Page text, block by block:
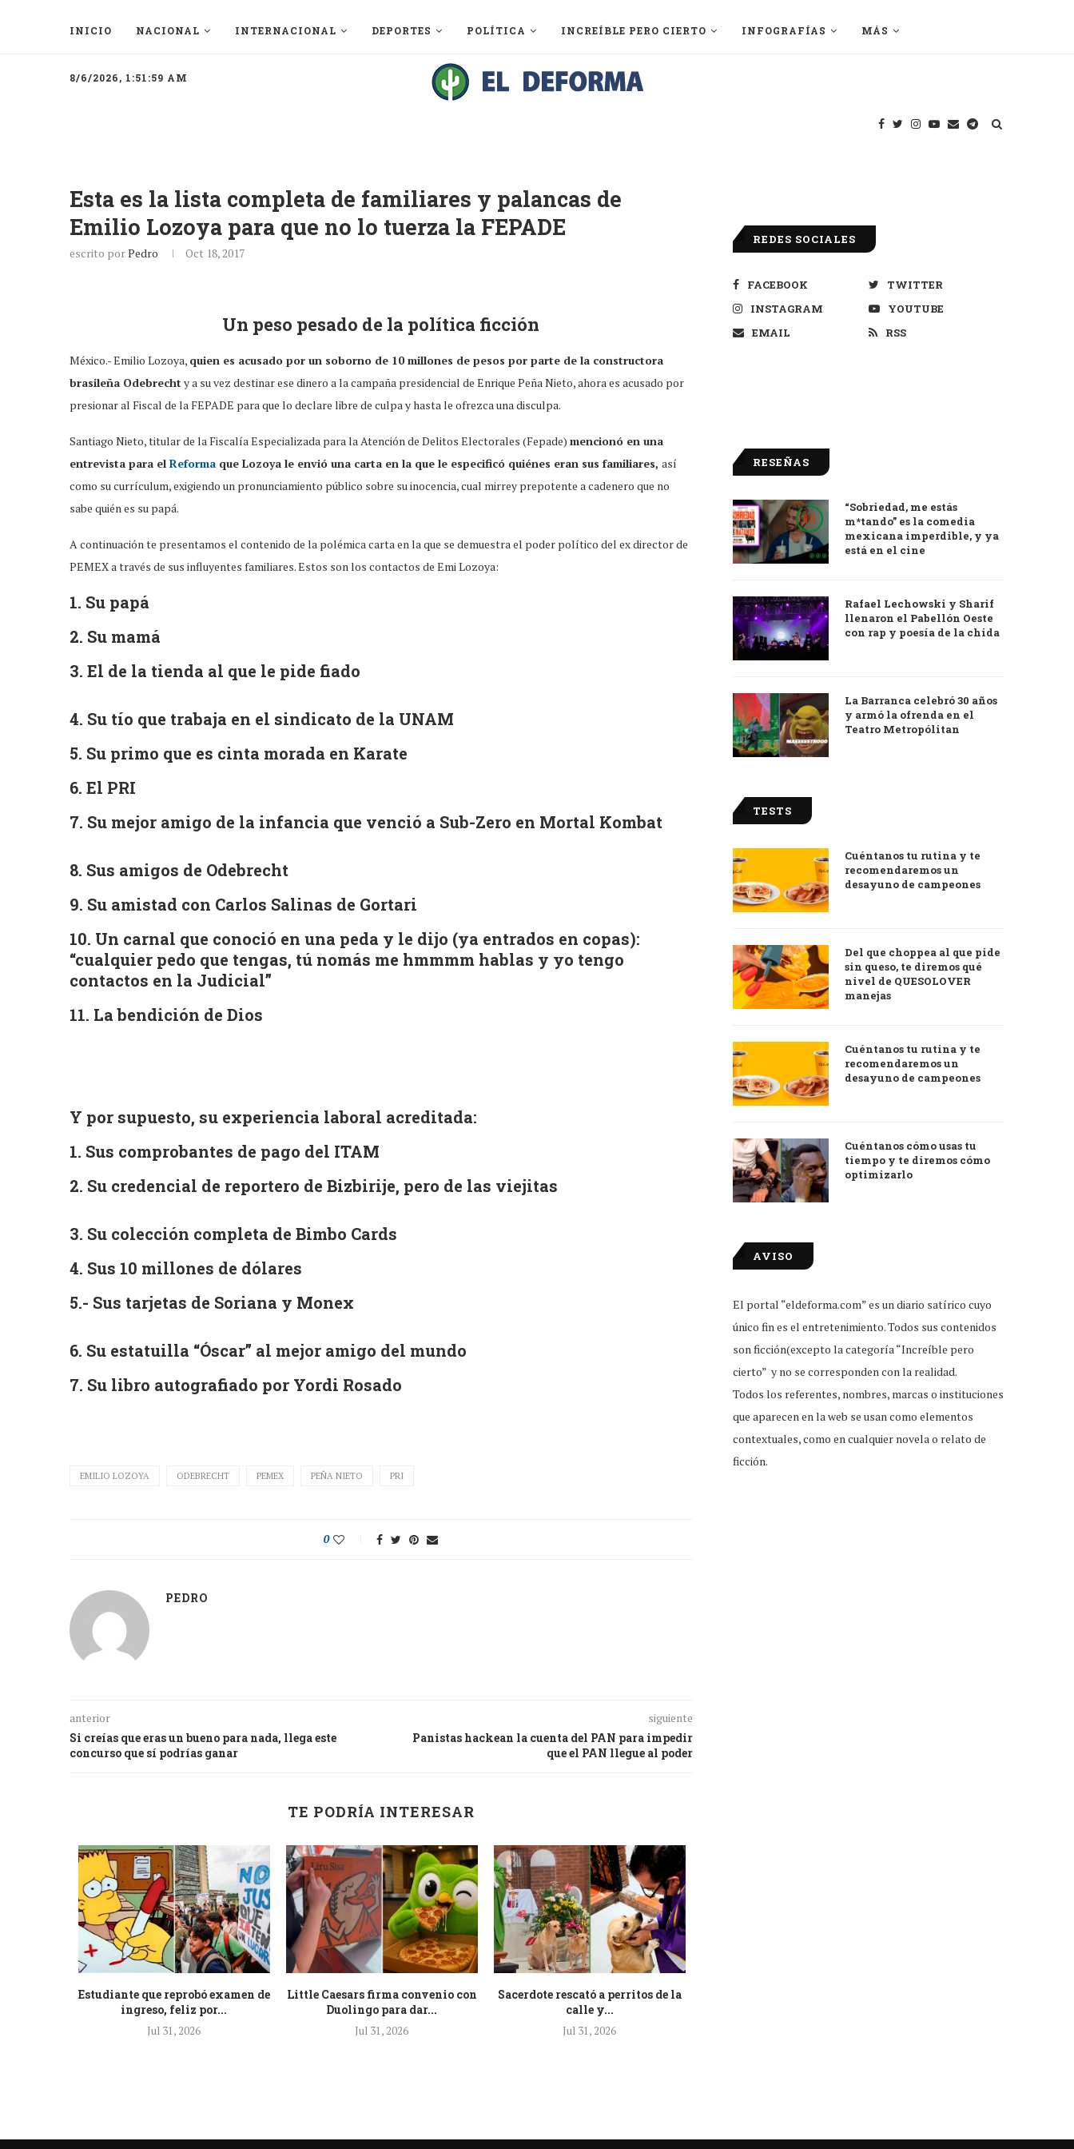
INICIO NACIONAL INTERNACIONAL DEPORTES POLÍTICA INCREÍBLE PERO CIERTO INFOGRAFÍAS MÁS
8/6/2026, 1:51:59 AM
Esta es la lista completa de familiares y palancas de
Emilio Lozoya para que no lo tuerza la FEPADE
escrito porPedro Oct 18, 2017
Un peso pesado de la política ficción
México.- Emilio Lozoya, quien es acusado por un soborno de 10 millones de pesos por parte de la constructora
brasileña Odebrecht y a su vez destinar ese dinero a la campaña presidencial de Enrique Peña Nieto, ahora es acusado por
presionar al Fiscal de la FEPADE para que lo declare libre de culpa y hasta le ofrezca una disculpa.
Santiago Nieto, titular de la Fiscalía Especializada para la Atención de Delitos Electorales (Fepade) mencionó en una
entrevista para el Reforma que Lozoya le envió una carta en la que le especificó quiénes eran sus familiares, así
como su currículum, exigiendo un pronunciamiento público sobre su inocencia, cual mirrey prepotente a cadenero que no
sabe quién es su papá.
A continuación te presentamos el contenido de la polémica carta en la que se demuestra el poder político del ex director de
PEMEX a través de sus influyentes familiares. Estos son los contactos de Emi Lozoya:
1. Su papá
2. Su mamá
3. El de la tienda al que le pide fiado
4. Su tío que trabaja en el sindicato de la UNAM
5. Su primo que es cinta morada en Karate
6. El PRI
7. Su mejor amigo de la infancia que venció a Sub-Zero en Mortal Kombat
8. Sus amigos de Odebrecht
9. Su amistad con Carlos Salinas de Gortari
10. Un carnal que conoció en una peda y le dijo (ya entrados en copas):
“cualquier pedo que tengas, tú nomás me hmmmm hablas y yo tengo
contactos en la Judicial”
11. La bendición de Dios
Y por supuesto, su experiencia laboral acreditada:
1. Sus comprobantes de pago del ITAM
2. Su credencial de reportero de Bizbirije, pero de las viejitas
3. Su colección completa de Bimbo Cards
4. Sus 10 millones de dólares
5.- Sus tarjetas de Soriana y Monex
6. Su estatuilla “Óscar” al mejor amigo del mundo
7. Su libro autografiado por Yordi Rosado
EMILIO LOZOYA ODEBRECHT PEMEX PEÑA NIETO PRI
0
PEDRO
anterior
Si creías que eras un bueno para nada, llega este
concurso que sí podrías ganar
siguiente
Panistas hackean la cuenta del PAN para impedir
que el PAN llegue al poder
TE PODRÍA INTERESAR
Estudiante que reprobó examen de
ingreso, feliz por...
Jul 31, 2026
Little Caesars firma convenio con
Duolingo para dar...
Jul 31, 2026
Sacerdote rescató a perritos de la
calle y...
Jul 31, 2026
REDES SOCIALES
FACEBOOK
TWITTER
INSTAGRAM
YOUTUBE
EMAIL
RSS
RESEÑAS
9.0
“Sobriedad, me estás
m*tando” es la comedia
mexicana imperdible, y ya
está en el cine
Rafael Lechowski y Sharif
llenaron el Pabellón Oeste
con rap y poesía de la chida
La Barranca celebró 30 años
y armó la ofrenda en el
Teatro Metropólitan
TESTS
Cuéntanos tu rutina y te
recomendaremos un
desayuno de campeones
Del que choppea al que pide
sin queso, te diremos qué
nivel de QUESOLOVER
manejas
Cuéntanos tu rutina y te
recomendaremos un
desayuno de campeones
Cuéntanos cómo usas tu
tiempo y te diremos cómo
optimizarlo
AVISO
El portal “eldeforma.com” es un diario satírico cuyo
único fin es el entretenimiento. Todos sus contenidos
son ficción(excepto la categoría “Increíble pero
cierto” y no se corresponden con la realidad.
Todos los referentes, nombres, marcas o instituciones
que aparecen en la web se usan como elementos
contextuales, como en cualquier novela o relato de
ficción.